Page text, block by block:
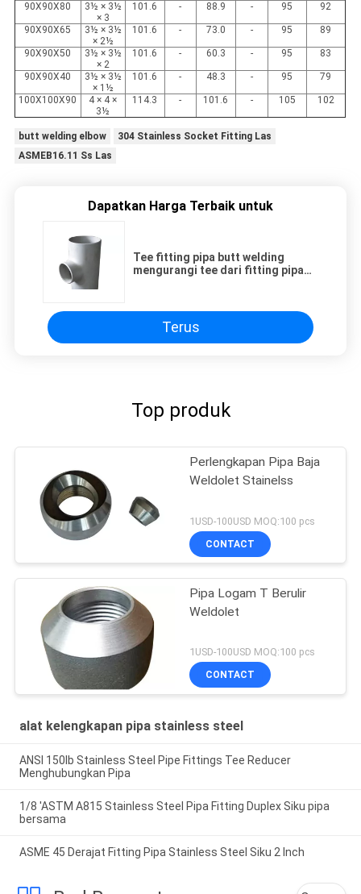
90X90X80
3½ × 3½
× 3
101.6 - 88.9 - 95 92
90X90X65
3½ × 3½
× 2½
101.6 - 73.0 - 95 89
90X90X50
3½ × 3½
× 2
101.6 - 60.3 - 95 83
90X90X40
3½ × 3½
× 1½
101.6 - 48.3 - 95 79
100X100X90
4 × 4 ×
3½
114.3 - 101.6 - 105 102
butt welding elbow
304 Stainless Socket Fitting Las
ASMEB16.11 Ss Las
Dapatkan Harga Terbaik untuk
Tee fitting pipa butt welding
mengurangi tee dari fitting pipa
Terus
Top produk
Perlengkapan Pipa Baja
Weldolet Stainelss
1USD-100USD MOQ:100 pcs
CONTACT
Pipa Logam T Berulir
Weldolet
1USD-100USD MOQ:100 pcs
CONTACT
alat kelengkapan pipa stainless steel
ANSI 150lb Stainless Steel Pipe Fittings Tee Reducer
Menghubungkan Pipa
1/8 'ASTM A815 Stainless Steel Pipa Fitting Duplex Siku pipa
bersama
ASME 45 Derajat Fitting Pipa Stainless Steel Siku 2 Inch